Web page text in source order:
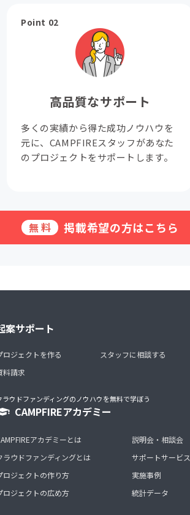
Point 02
高品質なサポート
多くの実績から得た成功ノウハウを
元に、CAMPFIREスタッフがあなた
のプロジェクトをサポートします。
無料 掲載希望の方はこちら
案サポート
ロジェクトを作る
料請求
スタッフに相談する
ラウドファンディングのノウハウを無料で学ぼう
CAMPFIREアカデミー
アカデミーとは
ラウドファンディングとは
ロジェクトの作り方
ロジェクトの広め方
説明会・相談会
サポートサービス
実施事例
統計データ